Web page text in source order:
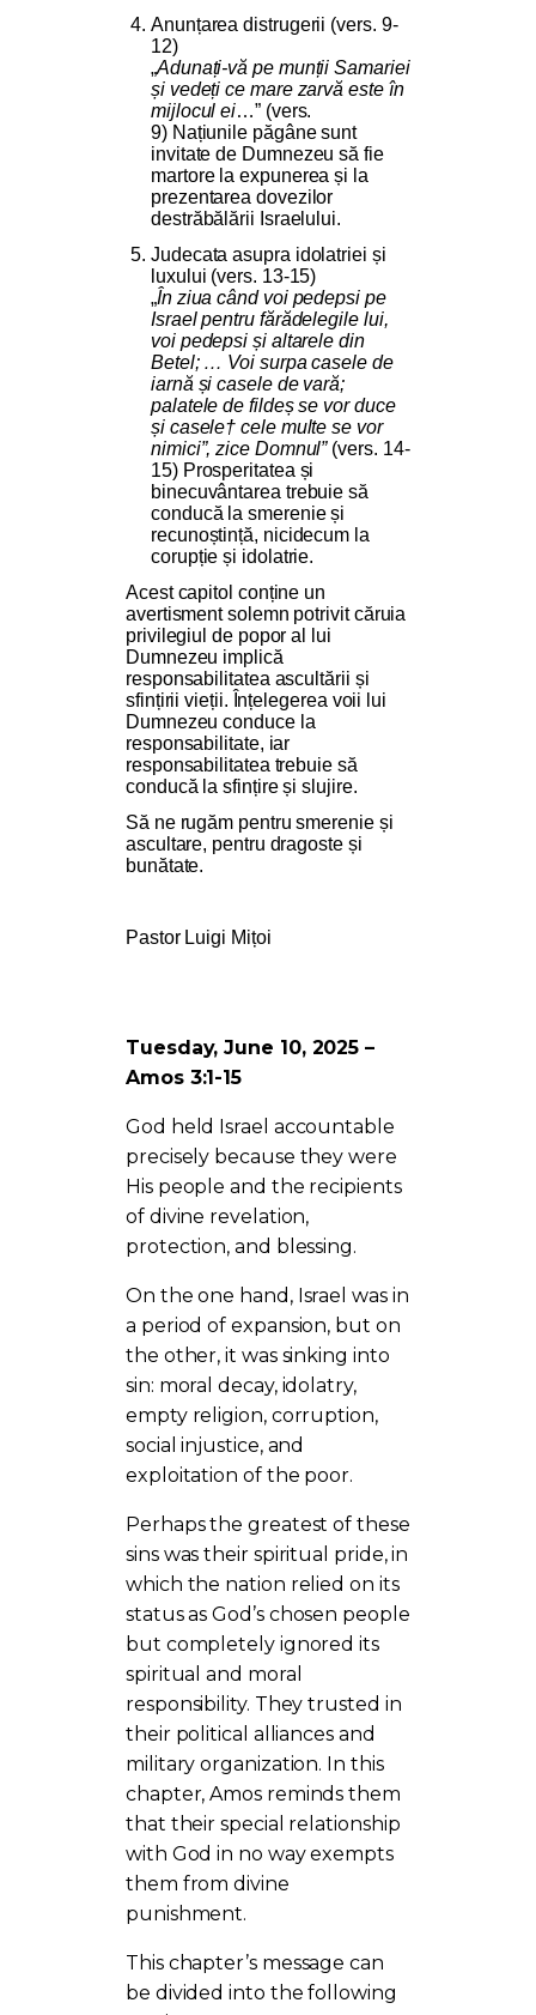
Anunțarea distrugerii (vers. 9-
12)
„Adunați-vă pe munții Samariei
și vedeți ce mare zarvă este în
mijlocul ei…” (vers.
9) Națiunile păgâne sunt
invitate de Dumnezeu să fie
martore la expunerea și la
prezentarea dovezilor
destrăbălării Israelului.
Judecata asupra idolatriei și
luxului (vers. 13-15)
„În ziua când voi pedepsi pe
Israel pentru fărădelegile lui,
voi pedepsi și altarele din
Betel; … Voi surpa casele de
iarnă și casele de vară;
palatele de fildeș se vor duce
și casele† cele multe se vor
nimici”, zice Domnul”(vers. 14-
15) Prosperitatea și
binecuvântarea trebuie să
conducă la smerenie și
recunoștință, nicidecum la
corupție și idolatrie.
Acest capitol conține un
avertisment solemn potrivit căruia
privilegiul de popor al lui
Dumnezeu implică
responsabilitatea ascultării și
sfințirii vieții. Înțelegerea voii lui
Dumnezeu conduce la
responsabilitate, iar
responsabilitatea trebuie să
conducă la sfințire și slujire.
Să ne rugăm pentru smerenie și
ascultare, pentru dragoste și
bunătate.
Pastor Luigi Mițoi
Tuesday, June 10, 2025 –
Amos 3:1-15
God held Israel accountable
precisely because they were
His people and the recipients
of divine revelation,
protection, and blessing.
On the one hand, Israel was in
a period of expansion, but on
the other, it was sinking into
sin: moral decay, idolatry,
empty religion, corruption,
social injustice, and
exploitation of the poor.
Perhaps the greatest of these
sins was their spiritual pride, in
which the nation relied on its
status as God’s chosen people
but completely ignored its
spiritual and moral
responsibility. They trusted in
their political alliances and
military organization. In this
chapter, Amos reminds them
that their special relationship
with God in no way exempts
them from divine
punishment.
This chapter’s message can
be divided into the following